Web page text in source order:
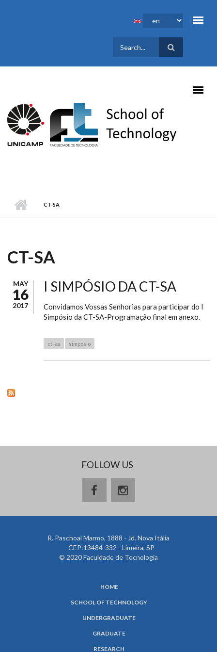
SEARCH
FORM
CT-SA
CT-SA
MAY
16
2017
I SIMPÓSIO DA CT-SA
Convidamos Vossas Senhorias para participar do I
Simpósio da CT-SA-Programação final em anexo.
ct-sa simposio
FOLLOW US
R. Paschoal Marmo, 1888 - Jd. Nova Itália
CEP:13484-332 - Limeira, SP
© 2020 Faculdade de Tecnologia
HOME
SCHOOL OF TECHNOLOGY
UNDERGRADUATE
GRADUATE
RESEARCH